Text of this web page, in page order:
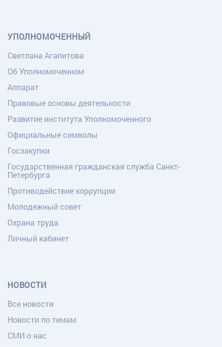
УПОЛНОМОЧЕННЫЙ
Светлана Агапитова
Об Уполномоченном
Аппарат
Правовые основы деятельности
Развитие института Уполномоченного
Официальные символы
Госзакупки
Государственная гражданская служба Санкт-
Петербурга
Противодействие коррупции
Молодежный совет
Охрана труда
Личный кабинет
НОВОСТИ
Все новости
Новости по темам
СМИ о нас